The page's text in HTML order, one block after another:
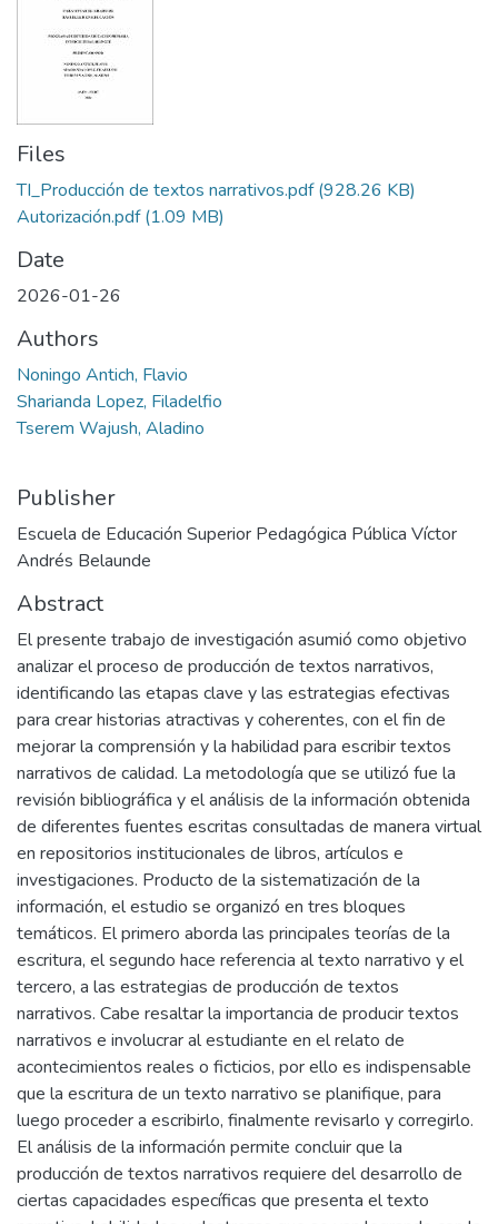
Files
TI_Producción de textos narrativos.pdf(928.26 KB)
Autorización.pdf(1.09 MB)
Date
2026-01-26
Authors
Noningo Antich, Flavio
Sharianda Lopez, Filadelfio
Tserem Wajush, Aladino
Publisher
Escuela de Educación Superior Pedagógica Pública Víctor
Andrés Belaunde
Abstract
El presente trabajo de investigación asumió como objetivo
analizar el proceso de producción de textos narrativos,
identificando las etapas clave y las estrategias efectivas
para crear historias atractivas y coherentes, con el fin de
mejorar la comprensión y la habilidad para escribir textos
narrativos de calidad. La metodología que se utilizó fue la
revisión bibliográfica y el análisis de la información obtenida
de diferentes fuentes escritas consultadas de manera virtual
en repositorios institucionales de libros, artículos e
investigaciones. Producto de la sistematización de la
información, el estudio se organizó en tres bloques
temáticos. El primero aborda las principales teorías de la
escritura, el segundo hace referencia al texto narrativo y el
tercero, a las estrategias de producción de textos
narrativos. Cabe resaltar la importancia de producir textos
narrativos e involucrar al estudiante en el relato de
acontecimientos reales o ficticios, por ello es indispensable
que la escritura de un texto narrativo se planifique, para
luego proceder a escribirlo, finalmente revisarlo y corregirlo.
El análisis de la información permite concluir que la
producción de textos narrativos requiere del desarrollo de
ciertas capacidades específicas que presenta el texto